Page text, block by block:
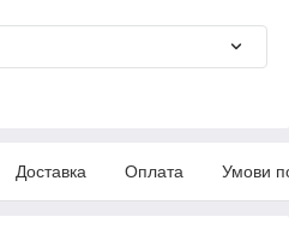
Доставка Оплата Умови